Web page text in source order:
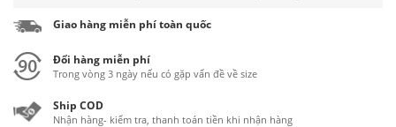
Giao hàng miễn phí toàn quốc
Đổi hàng miễn phí
Trong vòng 3 ngày nếu có gặp vấn đề về size
Ship COD
Nhận hàng- kiểm tra, thanh toán tiền khi nhận hàng